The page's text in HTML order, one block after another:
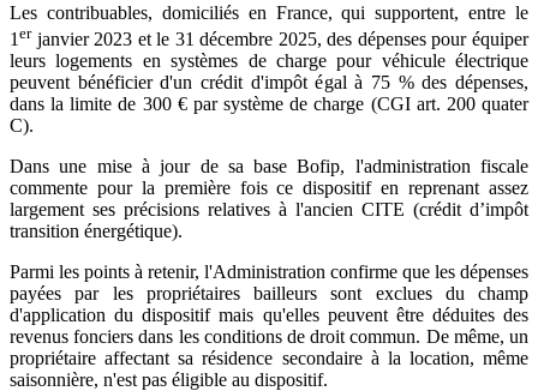
Les contribuables, domiciliés en France, qui supportent, entre le
1 erjanvier 2023 et le 31 décembre 2025, des dépenses pour équiper
leurs logements en systèmes de charge pour véhicule électrique
peuvent bénéficier d'un crédit d'impôt égal à 75 % des dépenses,
dans la limite de 300 € par système de charge (CGI art. 200 quater
C).
Dans une mise à jour de sa base Bofip, l'administration fiscale
commente pour la première fois ce dispositif en reprenant assez
largement ses précisions relatives à l'ancien CITE (crédit d’impôt
transition énergétique).
Parmi les points à retenir, l'Administration confirme que les dépenses
payées par les propriétaires bailleurs sont exclues du champ
d'application du dispositif mais qu'elles peuvent être déduites des
revenus fonciers dans les conditions de droit commun. De même, un
propriétaire affectant sa résidence secondaire à la location, même
saisonnière, n'est pas éligible au dispositif.